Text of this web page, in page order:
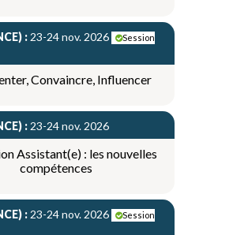
: 23-24 nov. 2026
Session
Convaincre, Influencer
: 23-24 nov. 2026
Assistant(e) : les nouvelles
compétences
: 23-24 nov. 2026
Session